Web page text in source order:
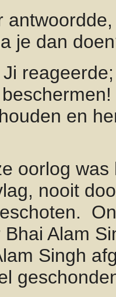
je dan
en
oorlog
nooit
Alam
Singh